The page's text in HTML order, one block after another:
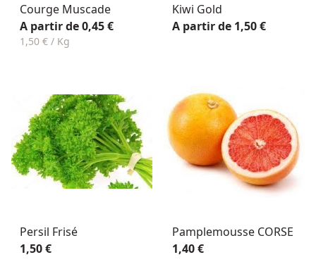
Courge Muscade
A partir de 0,45 €
1,50 € / Kg
Kiwi Gold
A partir de 1,50 €
Persil Frisé
1,50 €
Pamplemousse CORSE
1,40 €